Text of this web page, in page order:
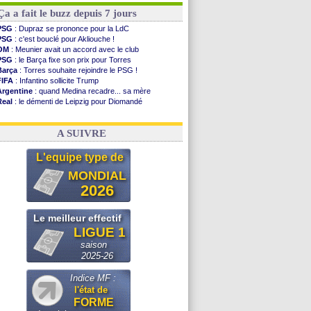
a fait le buzz depuis 7 jours
: Dupraz se prononce pour la LdC
: c'est bouclé pour Akliouche !
: Meunier avait un accord avec le club
: le Barça fixe son prix pour Torres
: Torres souhaite rejoindre le PSG !
: Infantino sollicite Trump
: quand Medina recadre... sa mère
: le démenti de Leipzig pour Diomandé
: le conseiller d'Infantino démissionne !
A SUIVRE
L'equipe type de
MONDIAL
2026
Le meilleur effectif
LIGUE 1
saison
2025-26
Indice MF :
l'état de
FORME